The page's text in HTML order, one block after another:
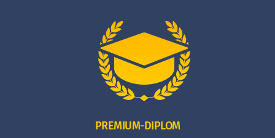
PREMIUM-DIPLOM